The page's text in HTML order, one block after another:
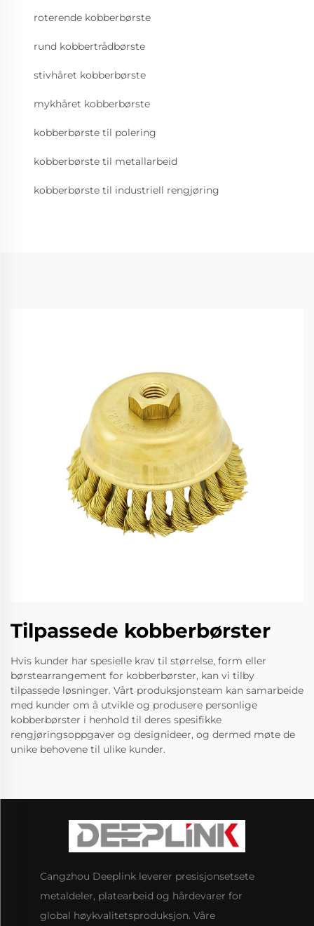
roterende kobberbørste
rund kobbertrådbørste
stivhåret kobberbørste
mykhåret kobberbørste
kobberbørste til polering
kobberbørste til metallarbeid
kobberbørste til industriell rengjøring
Tilpassede kobberbørster
Hvis kunder har spesielle krav til størrelse, form eller
børstearrangement for kobberbørster, kan vi tilby
tilpassede løsninger. Vårt produksjonsteam kan samarbeide
med kunder om å utvikle og produsere personlige
kobberbørster i henhold til deres spesifikke
rengjøringsoppgaver og designideer, og dermed møte de
unike behovene til ulike kunder.
Cangzhou Deeplink leverer presisjonsetsete
metaldeler, platearbeid og hårdevarer for
global høykvalitetsproduksjon. Våre